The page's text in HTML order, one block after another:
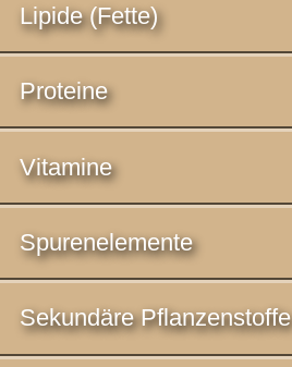
Lipide (Fette)
Proteine
Vitamine
Spurenelemente
Sekundäre Pflanzenstoffe